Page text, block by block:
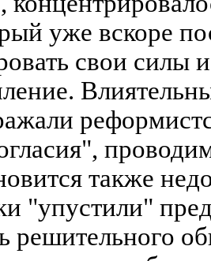
уже вскоре
свои силы
также
"упустили"
решительного